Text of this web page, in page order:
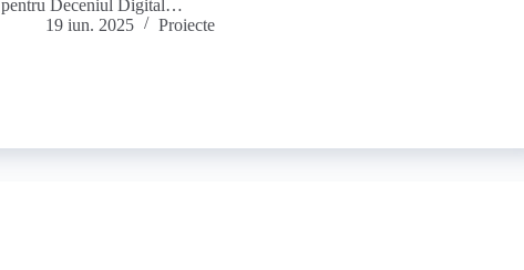
pentru Deceniul Digital…
19 iun. 2025
Proiecte